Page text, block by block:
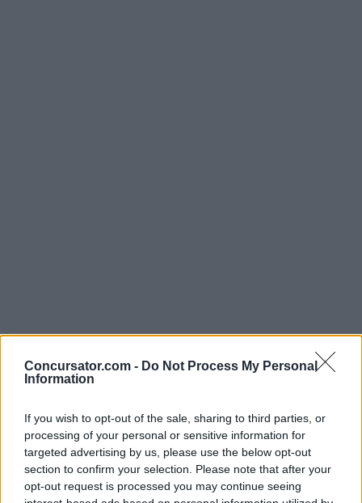
Concursator.com - Do Not Process My Personal
Information
If you wish to opt-out of the sale, sharing to third parties, or
processing of your personal or sensitive information for
targeted advertising by us, please use the below opt-out
section to confirm your selection. Please note that after your
opt-out request is processed you may continue seeing
Apúntate a la newsletter de Schardurante el
mes de septiembre.
En octubre, recibirás un email donde te
explicarán cómo probar gratis los dos
productos en promoción: Mix Brownies o
Farmhouse.